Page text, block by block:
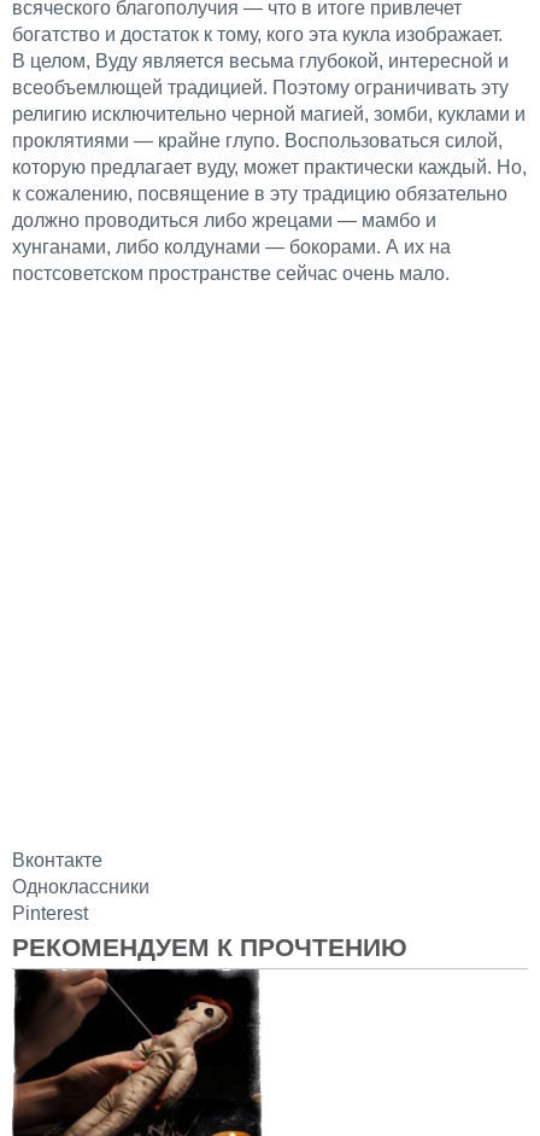
всяческого благополучия — что в итоге привлечет
богатство и достаток к тому, кого эта кукла изображает.
В целом, Вуду является весьма глубокой, интересной и
всеобъемлющей традицией. Поэтому ограничивать эту
религию исключительно черной магией, зомби, куклами и
проклятиями — крайне глупо. Воспользоваться силой,
которую предлагает вуду, может практически каждый. Но,
к сожалению, посвящение в эту традицию обязательно
должно проводиться либо жрецами — мамбо и
хунганами, либо колдунами — бокорами. А их на
постсоветском пространстве сейчас очень мало.
Вконтакте
Одноклассники
Pinterest
РЕКОМЕНДУЕМ К ПРОЧТЕНИЮ